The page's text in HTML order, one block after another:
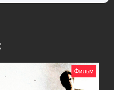
Фильм